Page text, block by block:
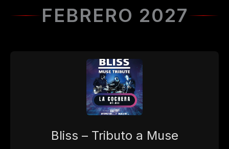
FEBRERO 2027
Bliss – Tributo a Muse